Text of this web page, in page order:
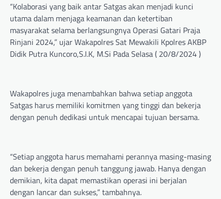
“Kolaborasi yang baik antar Satgas akan menjadi kunci
utama dalam menjaga keamanan dan ketertiban
masyarakat selama berlangsungnya Operasi Gatari Praja
Rinjani 2024,” ujar Wakapolres Sat Mewakili Kpolres AKBP
Didik Putra Kuncoro,S.I.K, M.Si Pada Selasa ( 20/8/2024 )
Wakapolres juga menambahkan bahwa setiap anggota
Satgas harus memiliki komitmen yang tinggi dan bekerja
dengan penuh dedikasi untuk mencapai tujuan bersama.
“Setiap anggota harus memahami perannya masing-masing
dan bekerja dengan penuh tanggung jawab. Hanya dengan
demikian, kita dapat memastikan operasi ini berjalan
dengan lancar dan sukses,” tambahnya.